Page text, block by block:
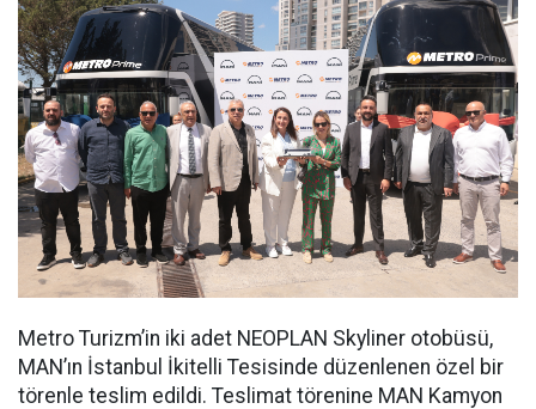
Metro Turizm’in iki adet NEOPLAN Skyliner otobüsü,
MAN’ın İstanbul İkitelli Tesisinde düzenlenen özel bir
törenle teslim edildi. Teslimat törenine MAN Kamyon